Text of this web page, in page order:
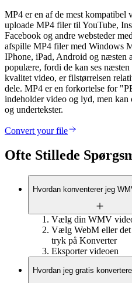
MP4 er en af de mest kompatibel
uploade MP4 filer til YouTube,
Facebook og andre websteder
afspille MP4 filer med Windows
IPhone, iPad, Android og næsten
populære, fordi de kan ses
kvalitet video, er filstørrelsen
dele. MP4 er en forkortelse for
indeholder video og lyd, men kan
og undertekster.
Convert your file
Ofte Stillede
Hvordan konventerer jeg
Vælg din WMV
Vælg WebM eller det
tryk på Konverter
Eksporter videoen
Hvordan jeg gratis